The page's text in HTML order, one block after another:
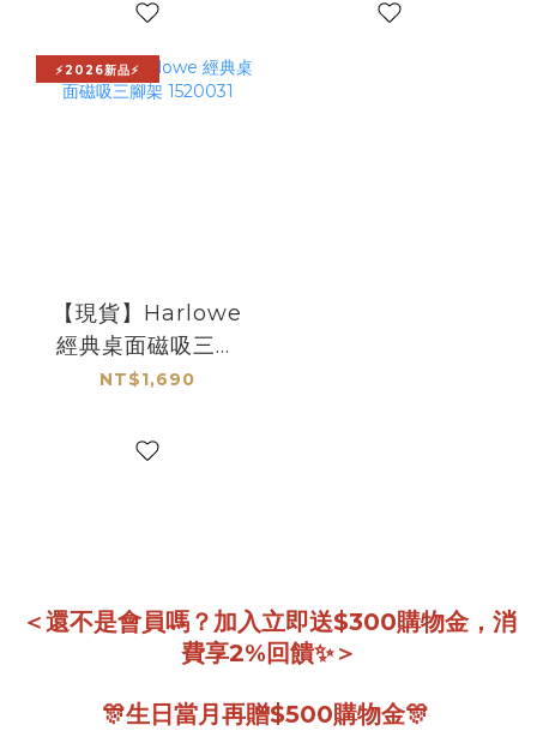
⚡2026新品⚡
【現貨】Harlowe
經典桌面磁吸三腳
架 1520031
NT$1,690
＜還不是會員嗎？加入立即送$300購物金，消
費享2%回饋✨＞
🎊生日當月再贈$500購物金🎊